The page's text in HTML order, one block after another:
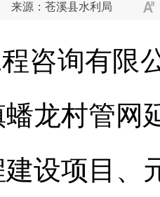
来源：苍溪县水利局
咨询有限
龙村管网
设项目、